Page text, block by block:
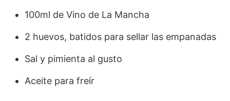
100ml de Vino de La Mancha
2 huevos, batidos para sellar las empanadas
Sal y pimienta al gusto
Aceite para freír